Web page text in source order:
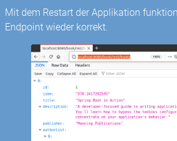
Mit dem Restart der Applikation
Endpoint wieder korrekt.